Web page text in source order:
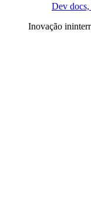
Dev
Inovação